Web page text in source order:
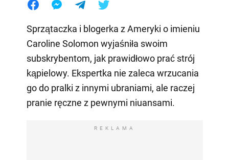
Sprzątaczka i blogerka z Ameryki o imieniu
Caroline Solomon wyjaśniła swoim
subskrybentom, jak prawidłowo prać strój
kąpielowy. Ekspertka nie zaleca wrzucania
go do pralki z innymi ubraniami, ale raczej
pranie ręczne z pewnymi niuansami.
REKLAMA